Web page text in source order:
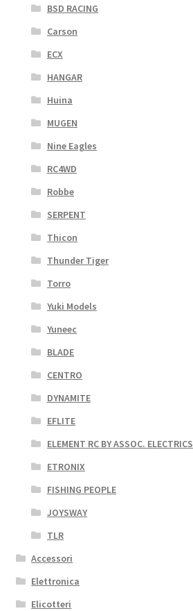
BSD RACING
Carson
ECX
HANGAR
Huina
MUGEN
Nine Eagles
RC4WD
Robbe
SERPENT
Thicon
Thunder Tiger
Torro
Yuki Models
Yuneec
BLADE
CENTRO
DYNAMITE
EFLITE
ELEMENT RC BY ASSOC. ELECTRICS
ETRONIX
FISHING PEOPLE
JOYSWAY
TLR
Accessori
Elettronica
Elicotteri